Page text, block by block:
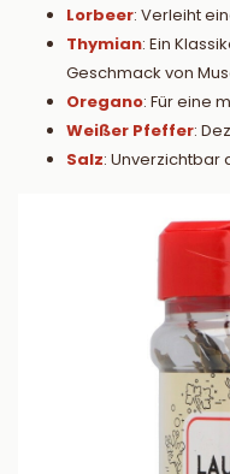
Lorbeer: Verleiht
Thymian: Ein
Geschmack von
Oregano: Für eine
Weißer Pfeffer:
Salz: Unverzichtbar